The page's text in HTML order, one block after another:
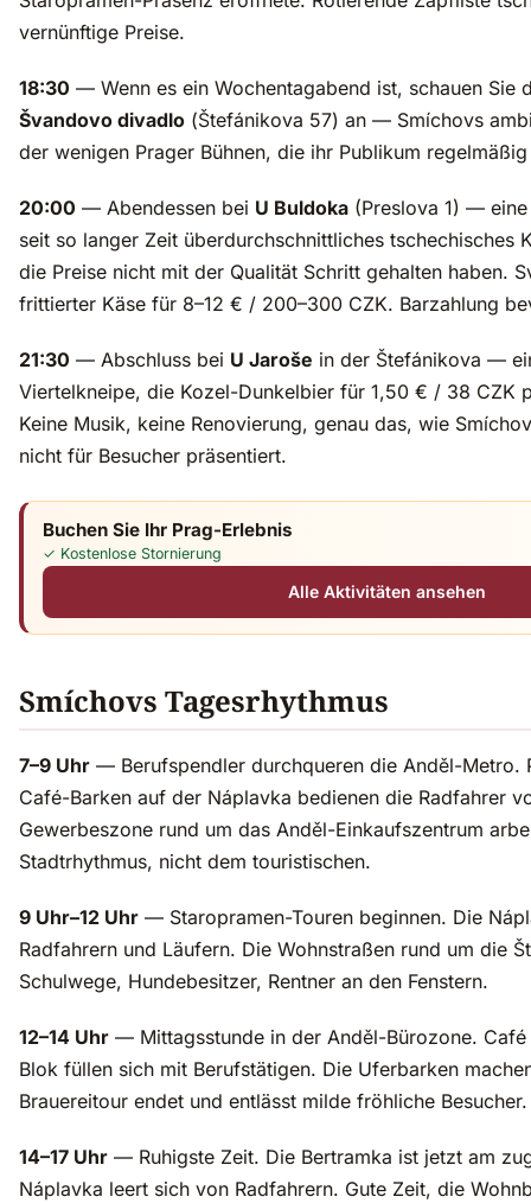
vernünftige Preise.
18:30 — Wenn es ein Wochentagabend ist, schauen Sie
Švandovo divadlo (Štefánikova 57) an — Smíchovs
der wenigen Prager Bühnen, die ihr Publikum
20:00 — Abendessen bei U Buldoka (Preslova 1) —
seit so langer Zeit überdurchschnittliches tschechisches
die Preise nicht mit der Qualität Schritt gehalten haben.
frittierter Käse für 8–12 € / 200–300 CZK. Barzahlung
21:30 — Abschluss bei U Jaroše in der Štefánikova —
Viertelkneipe, die Kozel-Dunkelbier für 1,50 € / 38 CZK
Keine Musik, keine Renovierung, genau das, wie
nicht für Besucher präsentiert.
Buchen Sie Ihr Prag-Erlebnis
✓ Kostenlose Stornierung
Alle Aktivitäten ansehen
Smíchovs Tagesrhythmus
7–9 Uhr — Berufspendler durchqueren die Anděl-Metro.
Café-Barken auf der Náplavka bedienen die Radfahrer
Gewerbeszone rund um das Anděl-Einkaufszentrum
Stadtrhythmus, nicht dem touristischen.
9 Uhr–12 Uhr — Staropramen-Touren beginnen. Die
Radfahrern und Läufern. Die Wohnstraßen rund um die
Schulwege, Hundebesitzer, Rentner an den Fenstern.
12–14 Uhr — Mittagsstunde in der Anděl-Bürozone.
Blok füllen sich mit Berufstätigen. Die Uferbarken
Brauereitour endet und entlässt milde fröhliche Besucher.
14–17 Uhr — Ruhigste Zeit. Die Bertramka ist jetzt am
Náplavka leert sich von Radfahrern. Gute Zeit, die